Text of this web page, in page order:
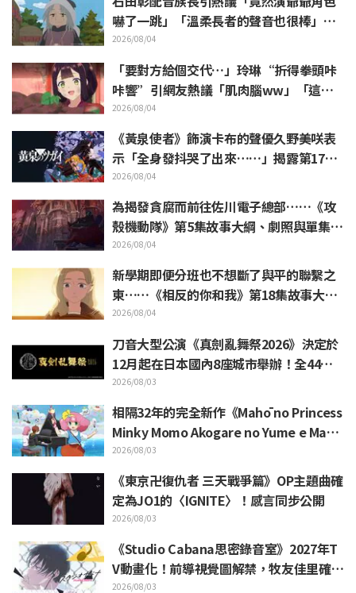
嚇了一跳」「溫柔長者的聲音也很棒」動
畫《穹廬下的魔女》第6集
2026/08/04
「要對方給個交代…」玲琳“折得拳頭咔
咔響”引網友熱議「肌肉腦ww」「這什
麼表情啦」／《我是不才惡女》第4集
2026/08/04
《黃泉使者》飾演卡布的聲優久野美咲表
示「全身發抖哭了出來……」揭露第17集
“靈魂名演出”的幕後花絮
2026/08/04
為揭發貪腐而前往佐川電子總部……《攻
殼機動隊》第5集故事大綱、劇照與單集視
覺圖公開
2026/08/04
新學期即便分班也不想斷了與平的聯繫之
東……《相反的你和我》第18集故事大綱
與劇照解禁
2026/08/04
刀音大型公演《真劍亂舞祭2026》決定於
12月起在日本國內8座城市舉辦！全44把
刀劍男士集結
2026/08/03
相隔32年的完全新作《Mahō no Princess
Minky Momo Akogare no Yume e Mago
koro no Duo》決定於11月13日上映！陽
木胡桃等聲優陣容、主視覺圖＆特報影片
解禁
2026/08/03
《東京卍復仇者 三天戰爭篇》OP主題曲確
定為JO1的〈IGNITE〉！感言同步公開
2026/08/03
《Studio Cabana思密錄音室》2027年T
V動畫化！前導視覺圖解禁，牧友佳里確定
由單行本PV延續配音的鈴代紗弓聲演
2026/08/03